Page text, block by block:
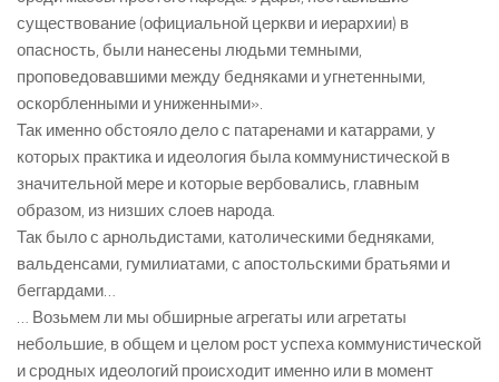
существование (официальной церкви и иерархии) в
опасность, были нанесены людьми темными,
проповедовавшими между бедняками и угнетенными,
оскорбленными и униженными».
Так именно обстояло дело с патаренами и катаррами, у
которых практика и идеология была коммунистической в
значительной мере и которые вербовались, главным
образом, из низших слоев народа.
Так было с арнольдистами, католическими бедняками,
вальденсами, гумилиатами, с апостольскими братьями и
беггардами…
… Возьмем ли мы обширные агрегаты или агретаты
небольшие, в общем и целом рост успеха коммунистической
и сродных идеологий происходит именно или в момент